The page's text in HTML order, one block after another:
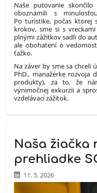
Naše putovanie
oboznámili s
Po turistike, počas ktorej
krokov, sme si s
plnými zážitkov sadli do
ale obohatení o
ťažko.
Na záver by sme sa chceli
PhD., manažérke rozvoja
produkty), za to, že
výnimočnej exkurzii a
vzdelávací zážitok.
Naša žiačka
prehliadke
11. 5. 2026